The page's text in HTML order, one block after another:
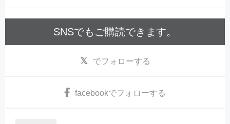
SNSでもご購読できます。
でフォローする
facebookでフォローする